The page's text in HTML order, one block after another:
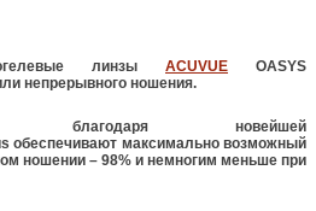
линзы ACUVUE OASYS
непрерывного ношения.
благодаря новейшей
обеспечивают максимально возможный
ношении – 98% и немногим меньше при